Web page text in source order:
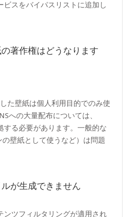
ビスをバイパスリストに追加し
著作権はどうなります
た壁紙は個人利用目的でのみ使
への大量配布については、
する必要があります。一般的な
壁紙として使うなど）は問題
が生成できません
ンツフィルタリングが適用され